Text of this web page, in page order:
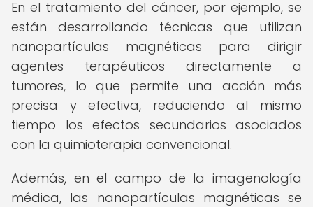
En el tratamiento del cáncer, por ejemplo, se
están desarrollando técnicas que utilizan
nanopartículas magnéticas para dirigir
agentes terapéuticos directamente a
tumores, lo que permite una acción más
precisa y efectiva, reduciendo al mismo
tiempo los efectos secundarios asociados
con la quimioterapia convencional.
Además, en el campo de la imagenología
médica, las nanopartículas magnéticas se